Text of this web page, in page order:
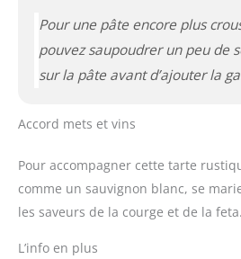
Pour une pâte encore plus
pouvez saupoudrer un peu de
sur la pâte avant d’ajouter la
Accord mets et vins
Pour accompagner cette tarte
comme un sauvignon blanc, se
les saveurs de la courge et de la feta.
L’info en plus